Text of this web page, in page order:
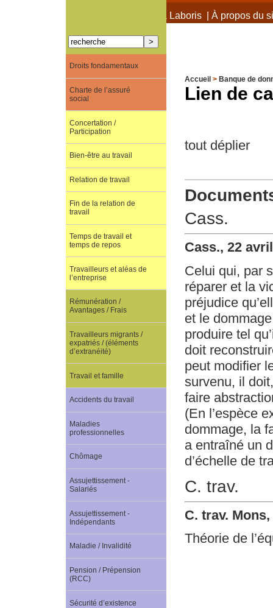
À propos de Terra Laboris| À propos du
Accueil > Banque de
Lien de
tout déplier
Cass.
Cass., 22
Celui qui, par
réparer et la
préjudice
et le
produire tel
doit
peut modifier
survenu, il
faire
(En l’espèce
dommage, la
a entraîné un
d’échelle de
C. trav.
C. trav.
Théorie de
Droits fondamentaux
Charte de l’assuré
social
Concertation /
Participation
Bien-être au travail
Relation de travail
Fin de la relation de
travail
Temps de travail et
temps de repos
Travailleurs et aléas de
l’entreprise
Rémunération /
Avantages / Frais
Travailleurs migrants /
expatriés / (éléments
d’extranéité)
Travail et famille
Accidents du travail
Maladies
professionnelles
Chômage
Assujettissement -
Salariés
Assujettissement -
Indépendants
Maladie / Invalidité
Pension / Prépension
(RCC)
Sécurité d’existence